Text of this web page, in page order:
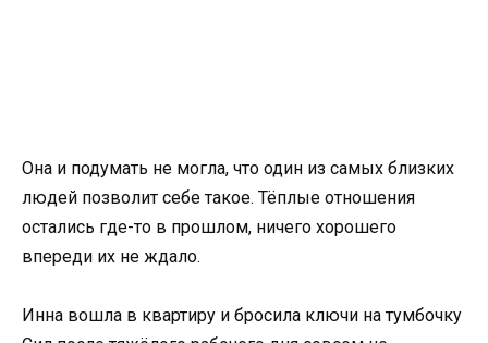
Она и подумать не могла, что один из самых близких
людей позволит себе такое. Тёплые отношения
остались где-то в прошлом, ничего хорошего
впереди их не ждало.
Инна вошла в квартиру и бросила ключи на тумбочку